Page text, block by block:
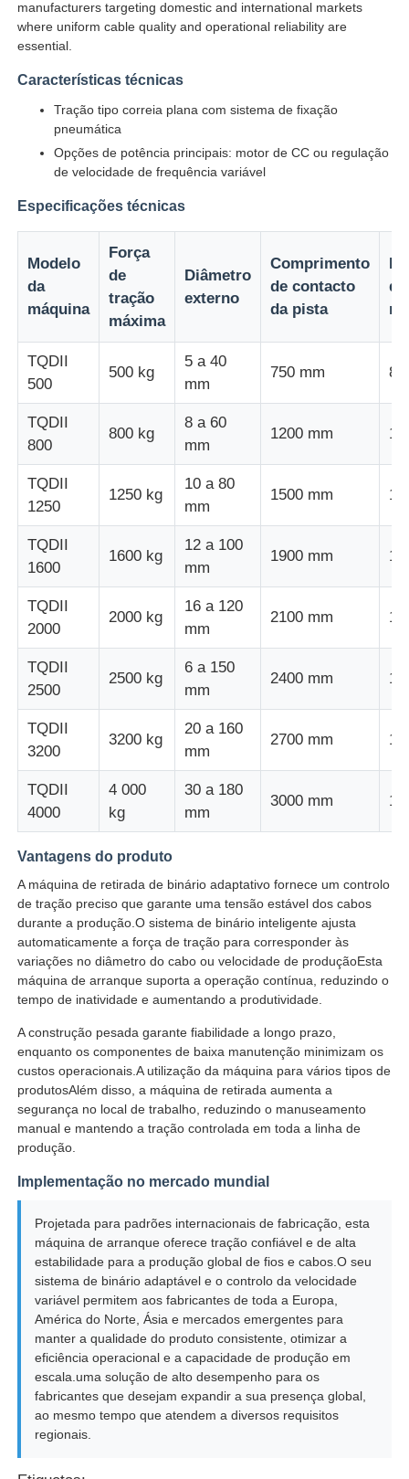
Fábrica
Controle de Qualidade
Fale Conosco
Todos os casos
Pedir um orçamento
Linha de produção de extrusão
máquina de encalhamento do fio
Máquina de enrolar de dupla torção
Máquina Blindada
Máquina de embalagem
Única máquina da torção
máquina de cablagem
Máquina de torcer pares
fio que coloca a máquina
máquina de rebobinar
transporte fora da máquina
Máquina de embalagem de cabo
Máquina de enrolar cabos
manufacturers targeting domestic and international markets
where uniform cable quality and operational reliability are
essential.
Características técnicas
Tração tipo correia plana com sistema de fixação
pneumática
Opções de potência principais: motor de CC ou regulação
de velocidade de frequência variável
Especificações técnicas
Modelo
da
máquina
Força
de
tração
máxima
Diâmetro
externo
Comprimento
de contacto
da pista
do
TQDII
500
500 kg
5 a 40
mm
750 mm 80
TQDII
800
800 kg
8 a 60
mm
1200 mm
TQDII
1250
1250 kg
10 a 80
mm
1500 mm
TQDII
1600
1600 kg
12 a 100
mm
1900 mm
TQDII
2000
2000 kg
16 a 120
mm
2100 mm
TQDII
2500
2500 kg
6 a 150
mm
2400 mm
TQDII
3200
3200 kg
20 a 160
mm
2700 mm
TQDII
4000
4 000
kg
30 a 180
mm
3000 mm
Vantagens do produto
A máquina de retirada de binário adaptativo fornece um controlo
de tração preciso que garante uma tensão estável dos cabos
durante a produção.O sistema de binário inteligente ajusta
automaticamente a força de tração para corresponder às
variações no diâmetro do cabo ou velocidade de produçãoEsta
máquina de arranque suporta a operação contínua, reduzindo o
tempo de inatividade e aumentando a produtividade.
A construção pesada garante fiabilidade a longo prazo,
enquanto os componentes de baixa manutenção minimizam os
custos operacionais.A utilização da máquina para vários tipos de
produtosAlém disso, a máquina de retirada aumenta a
segurança no local de trabalho, reduzindo o manuseamento
manual e mantendo a tração controlada em toda a linha de
produção.
Implementação no mercado mundial
Projetada para padrões internacionais de fabricação, esta
máquina de arranque oferece tração confiável e de alta
estabilidade para a produção global de fios e cabos.O seu
sistema de binário adaptável e o controlo da velocidade
variável permitem aos fabricantes de toda a Europa,
América do Norte, Ásia e mercados emergentes para
manter a qualidade do produto consistente, otimizar a
eficiência operacional e a capacidade de produção em
escala.uma solução de alto desempenho para os
fabricantes que desejam expandir a sua presença global,
ao mesmo tempo que atendem a diversos requisitos
regionais.